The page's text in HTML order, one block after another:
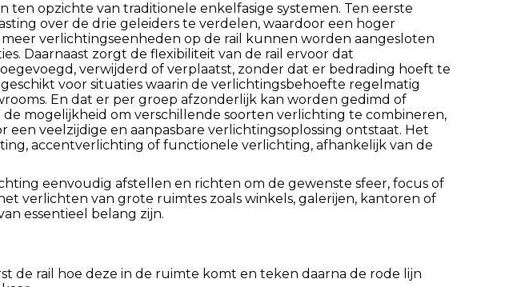
opzichte van traditionele enkelfasige systemen. Ten eerste
over de drie geleiders te verdelen, waardoor een hoger
verlichtingseenheden op de rail kunnen worden aangesloten
Daarnaast zorgt de flexibiliteit van de rail ervoor dat
verwijderd of verplaatst, zonder dat er bedrading hoeft te
voor situaties waarin de verlichtingsbehoefte regelmatig
En dat er per groep afzonderlijk kan worden gedimd of
mogelijkheid om verschillende soorten verlichting te combineren,
veelzijdige en aanpasbare verlichtingsoplossing ontstaat. Het
accentverlichting of functionele verlichting, afhankelijk van de
eenvoudig afstellen en richten om de gewenste sfeer, focus of
verlichten van grote ruimtes zoals winkels, galerijen, kantoren of
essentieel belang zijn.
de rail hoe deze in de ruimte komt en teken daarna de rode lijn